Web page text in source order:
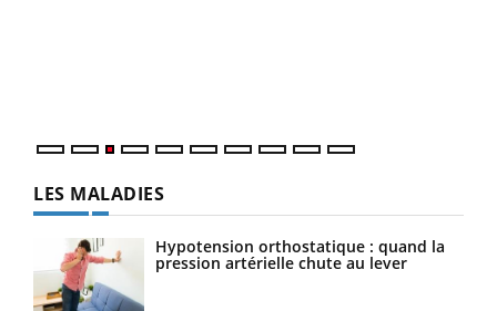
LES MALADIES
Hypotension orthostatique : quand la
pression artérielle chute au lever